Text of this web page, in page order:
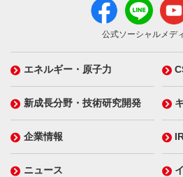
公式ソーシャルメデ
エネルギー・原子力
新成長分野・技術研究開発
企業情報
ニュース